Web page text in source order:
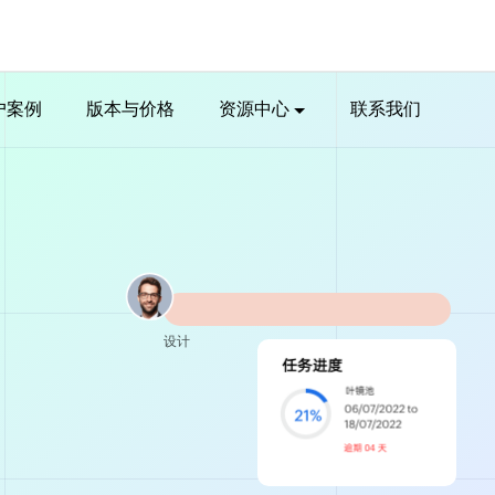
案例 版本与价格 资源中心 联系我们
设计